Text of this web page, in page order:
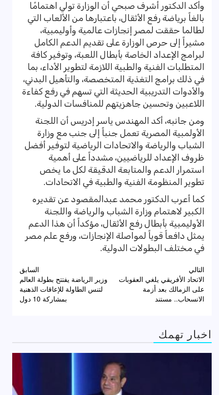
وأكد الدكتور أشرف صبحي أن الوزارة تولي اهتمامًا
بالغاً برياضة رفع الأثقال، باعتبارها من الألعاب التي
لطالما حققت لمصر إنجازات عالمية وأوليمبية،
مشيراً إلى حرص الوزارة على تقديم الدعم الكامل
لبرامج الإعداد الخاصة بأبطال اللعبة، وتوفير كافة
المتطلبات الفنية والطبية اللازمة لتطوير الأداء، بما
في ذلك برامج التغذية المتخصصة، والتأهيل البدني،
والأدوات التدريبية الحديثة التي تسهم في رفع كفاءة
اللاعبين وتحسين جاهزيتهم للمنافسات الدولية.
ومن جانبه، أكد المهندس ياسر إدريس أن اللجنة
الأولمبية المصرية تعمل جنباً إلى جنب مع وزارة
الشباب والرياضة والاتحادات الرياضية لتوفير أفضل
ظروف الإعداد للرياضيين، مشدداً على أهمية
استمرار الدعم والمتابعة الدقيقة لكل ما يخص
تطوير المنظومة الفنية والطبية في الاتحادات.
كما أعرب الدكتور محمد عبدالمقصود عن تقديره
الكبير لاهتمام وزارة الشباب والرياضة واللجنة
الأوليمبية بأبطال رفع الأثقال، مؤكداً أن هذا الدعم
يمثل دافعاً قوياً لمواصلة الإنجازات، ورفع علم مصر
في مختلف البطولات الدولية.
تصفّح
المقالات
السابق
وزير الرياضة يفتتح بطولة العالم
لتنس الطاولة للإعاقات الذهنية
بمشاركة 10 دول
التالي
الاتحاد الأفريقي يلغي العقوبات
على الزمالك بعد أزمة
الانسحاب.. مستند
اخبار تهمك